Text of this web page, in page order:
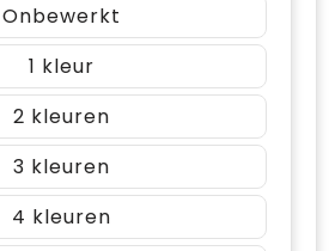
Onbewerkt
1
2
3
4